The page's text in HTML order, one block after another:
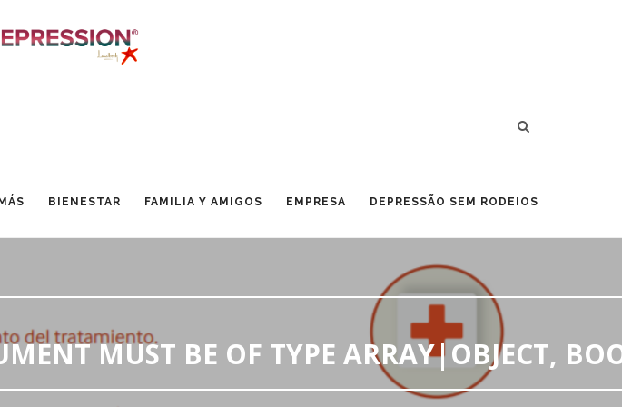
BIENESTAR FAMILIA Y AMIGOS EMPRESA DEPRESSÃO SEM RODEIOS
MUST BE OF TYPE ARRAY|OBJECT,